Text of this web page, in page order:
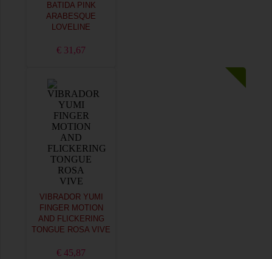
BATIDA PINK
ARABESQUE
LOVELINE
€ 31,67
VIBRADOR YUMI
FINGER MOTION
AND FLICKERING
TONGUE ROSA VIVE
€ 45,87